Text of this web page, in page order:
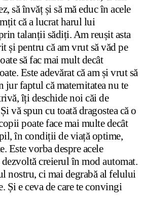
să învăț și să mă educ în acele
că a lucrat harul lui
talanții sădiți. Am reușit asta
și pentru că am vrut să văd pe
să fac mai mult decât
Este adevărat că am și vrut să
jur faptul că maternitatea nu te
îți deschide noi căi de
vă spun cu toată dragostea că o
poate face mai multe decât
în condiții de viață optime,
Este vorba despre acele
creierul în mod automat.
nostru, ci mai degrabă al felului
Și e ceva de care te convingi